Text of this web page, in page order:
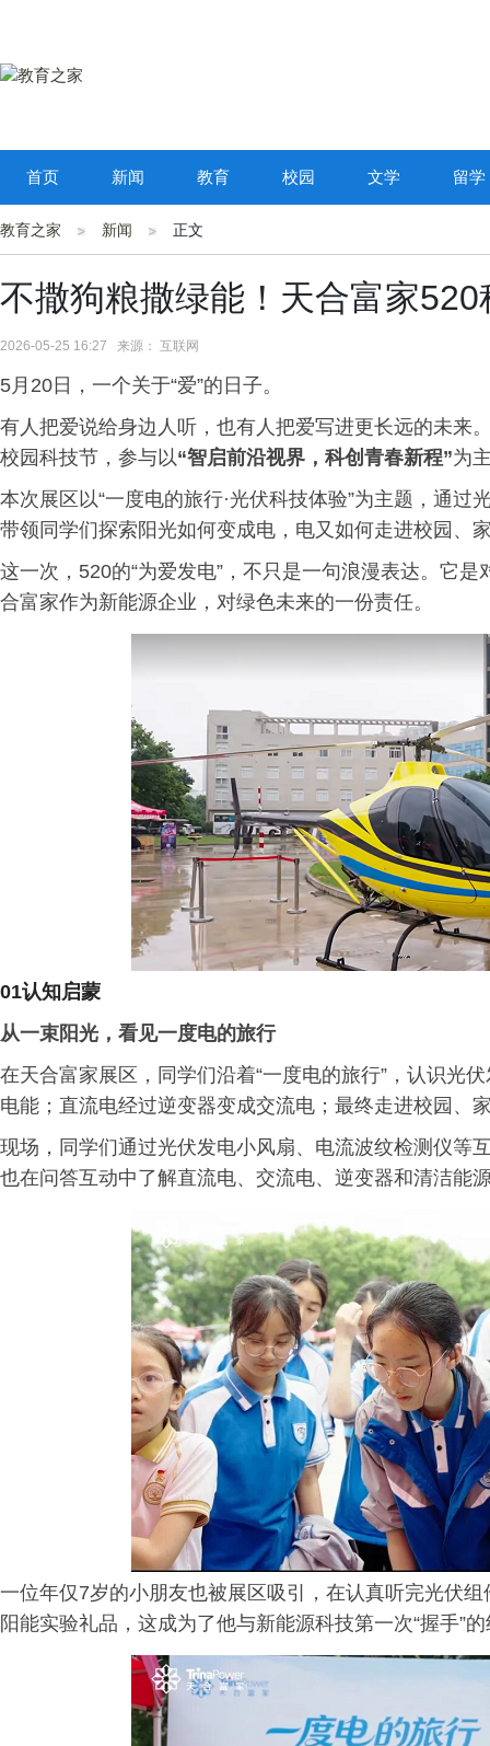
首页 新闻 教育 校园 文学 留学
教育之家 新闻 正文
不撒狗粮撒绿能！天合富家
2026-05-25 16:27 来源： 互联网
5月20日，一个关于“爱”的日子。
有人把爱说给身边人听，也有人把爱写进更长远的未来
校园科技节，参与以“智启前沿视界，科创青春新程”为
本次展区以“一度电的旅行·光伏科技体验”为主题，通
带领同学们探索阳光如何变成电，电又如何走进校园、
这一次，520的“为爱发电”，不只是一句浪漫表达。它
合富家作为新能源企业，对绿色未来的一份责任。
01认知启蒙
从一束阳光，看见一度电的旅行
在天合富家展区，同学们沿着“一度电的旅行”，认识光
电能；直流电经过逆变器变成交流电；最终走进校园、
现场，同学们通过光伏发电小风扇、电流波纹检测仪等
也在问答互动中了解直流电、交流电、逆变器和清洁能
一位年仅7岁的小朋友也被展区吸引，在认真听完光伏
阳能实验礼品，这成为了他与新能源科技第一次“握手”